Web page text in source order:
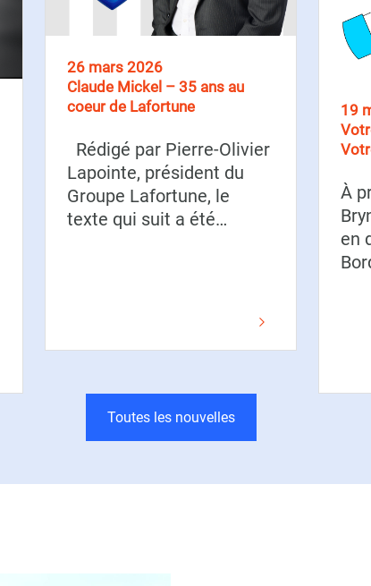
26 mars 2026
Claude Mickel – 35 ans au
coeur de Lafortune
Rédigé par Pierre-Olivier
Lapointe, président du
Groupe Lafortune, le
texte qui suit a été…
19
À
en
Toutes les nouvelles